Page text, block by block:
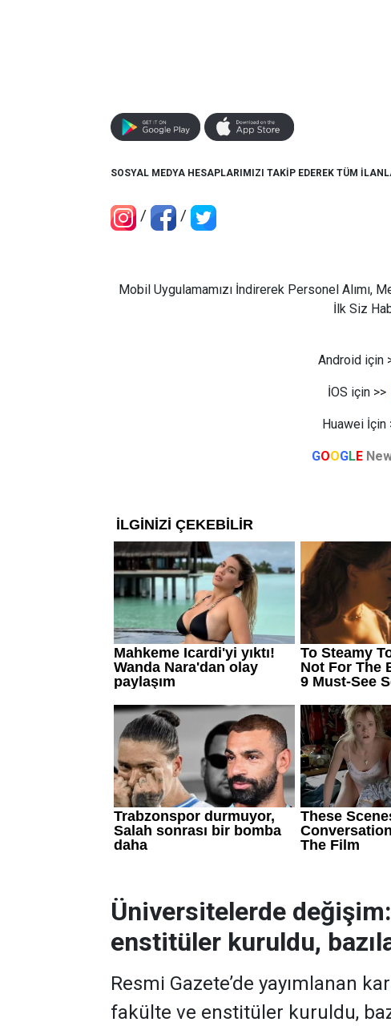
SOSYAL MEDYA HESAPLARIMIZI TAKİP EDEREK TÜM
/ /
Mobil Uygulamamızı İndirerek Personel Alımı,
İlk Siz
Android için
İOS için >>
Huawei İçin
GOOGLE
Üniversitelerde
enstitüler kuruldu,
Resmi Gazete’de yayımlanan
fakülte ve enstitüler kuruldu,